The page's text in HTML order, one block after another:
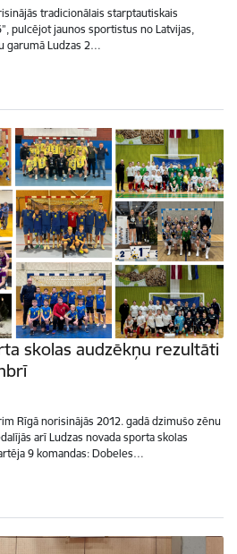
tradicionālais starptautiskais
pulcējot jaunos sportistus no Latvijas,
garumā Ludzas 2…
skolas audzēkņu rezultāti
Rīgā norisinājās 2012. gadā dzimušo zēnu
arī Ludzas novada sporta skolas
9 komandas: Dobeles…